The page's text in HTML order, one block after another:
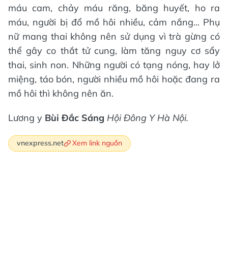
máu cam, chảy máu răng, băng huyết, ho ra
máu, người bị đổ mồ hôi nhiều, cảm nắng... Phụ
nữ mang thai không nên sử dụng vì trà gừng có
thể gây co thắt tử cung, làm tăng nguy cơ sẩy
thai, sinh non. Những người có tạng nóng, hay lở
miệng, táo bón, người nhiều mồ hôi hoặc đang ra
mồ hôi thì không nên ăn.
Lương y Bùi Đắc Sáng Hội Đông Y Hà Nội.
vnexpress.net Xem link nguồn